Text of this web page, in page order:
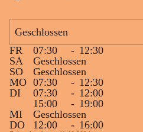
Geschlossen
FR
07:30 - 12:30
SA
Geschlossen
SO
Geschlossen
MO 07:30 - 12:30
DI
07:30 - 12:00
15:00
- 19:00
MI
Geschlossen
DO
12:00 - 16:00